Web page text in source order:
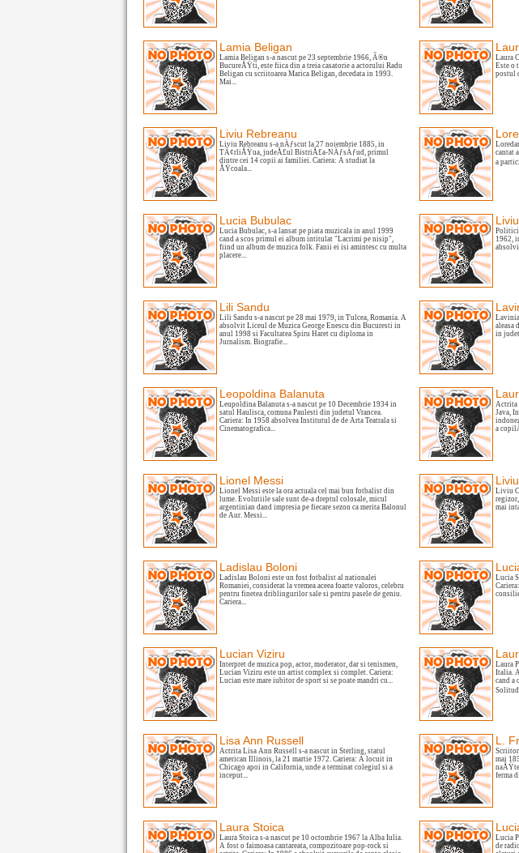
Lamia Beligan
Lamia Beligan s-a nascut pe 23 septembrie 1966, Ã®n
BucureÅŸti, este fiica din a treia casatorie a actorului Radu
Beligan cu scriitoarea Marica Beligan, decedata in 1993.
Mai...
Laura
Este o
postul
Liviu Rebreanu
Liviu Rebreanu s-a nÄƒscut la 27 noiembrie 1885, in
TÃ¢rliÅŸua, judeÅ£ul BistriÅ£a-NÄƒsÄƒud, primul
dintre cei 14 copii ai familiei. Cariera: A studiat la
ÅŸcoala...
cantat
a
Lucia Bubulac
Lucia Bubulac, s-a lansat pe piata muzicala in anul 1999
cand a scos primul ei album intitulat "Lacrimi pe nisip",
fiind un album de muzica folk. Fanii ei isi amintesc cu multa
placere...
1962,
Lili Sandu
Lili Sandu s-a nascut pe 28 mai 1979, in Tulcea, Romania. A
absolvit Liceul de Muzica George Enescu din Bucuresti in
anul 1998 si Facultatea Spiru Haret cu diploma in
Jurnalism. Biografie...
Lavinia
aleasa
in
Leopoldina Balanuta
Leupoldina Balanuta s-a nascut pe 10 Decembrie 1934 in
satul Haulisca, comuna Paulesti din judetul Vrancea.
Cariera: In 1958 absolvea Institutul de de Arta Teatrala si
Cinematografica...
Actrita
Java,
a
Lionel Messi
Lionel Messi este la ora actuala cel mai bun fotbalist din
lume. Evolutiile sale sunt de-a dreptul colosale, micul
argentinian dand impresia pe fiecare sezon ca merita Balonul
de Aur. Messi...
Liviu
mai
Ladislau Boloni
Ladislau Boloni este un fost fotbalist al nationalei
Romaniei, considerat la vremea aceea foarte valoros, celebru
pentru finetea driblingurilor sale si pentru pasele de geniu.
Cariera...
Lucia
Lucian Viziru
Interpret de muzica pop, actor, moderator, dar si tenismen,
Lucian Viziru este un artist complex si complet. Cariera:
Lucian este mare iubitor de sport si se poate mandri cu...
Laura
Italia.
cand a
Lisa Ann Russell
Actrita Lisa Ann Russell s-a nascut in Sterling, statul
american Illinois, la 21 martie 1972. Cariera: A locuit in
Chicago apoi in California, unde a terminat colegiul si a
inceput...
L.
mai
ferma
Laura Stoica
Laura Stoica s-a nascut pe 10 octombrie 1967 la Alba Iulia.
A fost o faimoasa cantareata, compozitoare pop-rock si
Lucia
de